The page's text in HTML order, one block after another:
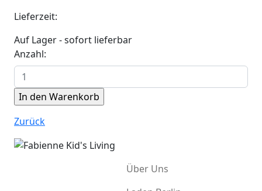
Lieferzeit:
Auf Lager - sofort lieferbar
Anzahl:
Zurück
Über Uns